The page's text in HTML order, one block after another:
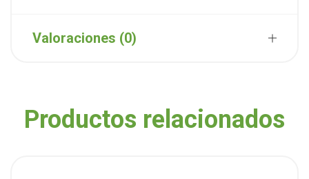
Valoraciones (0)
Productos relacionados